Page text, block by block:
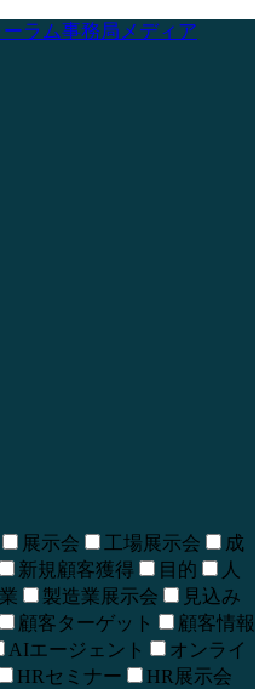
展示会 工場展示会
成
新規顧客獲得 目的
人
製造業展示会
見込み
顧客ターゲット
顧客情報
AIエージェント
オンライ
HRセミナー
HR展示会